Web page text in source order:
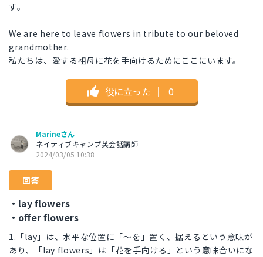
す。
We are here to leave flowers in tribute to our beloved
grandmother.
私たちは、愛する祖母に花を手向けるためにここにいます。
役に立った ｜ 0
Marineさん
ネイティブキャンプ英会話講師
2024/03/05 10:38
回答
・lay flowers
・offer flowers
1.「lay」は、水平な位置に「～を」置く、据えるという意味が
あり、「lay flowers」は「花を手向ける」という意味合いにな